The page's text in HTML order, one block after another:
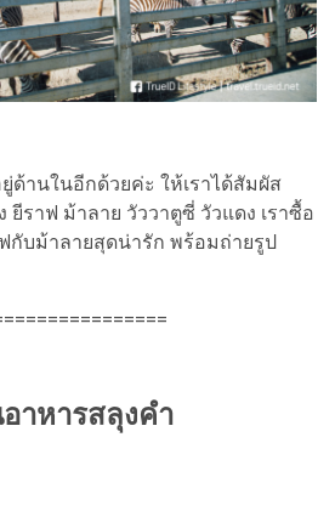
านในอีกด้วยค่ะ ให้เราได้สัมผัส
ราฟ ม้าลาย วัววาตูซี่ วัวแดง เราซื้อ
กับม้าลายสุดน่ารัก พร้อมถ่ายรูป
าหารสลุงคำ